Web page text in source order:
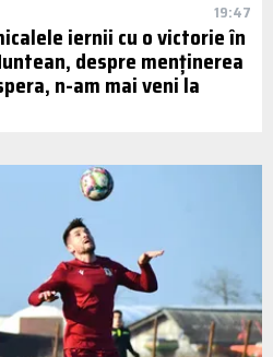
19:47
iernii cu o victorie în
despre menținerea
n-am mai veni la